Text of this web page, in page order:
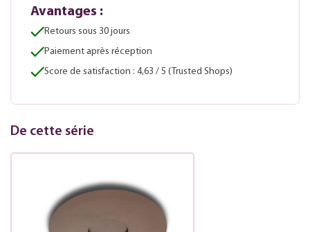
Avantages :
Retours sous 30 jours
Paiement après réception
Score de satisfaction : 4,63 / 5 (Trusted Shops)
De cette série